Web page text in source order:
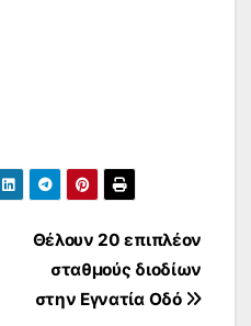
Θέλουν 20 επιπλέον
σταθμούς διοδίων
στην Εγνατία Οδό